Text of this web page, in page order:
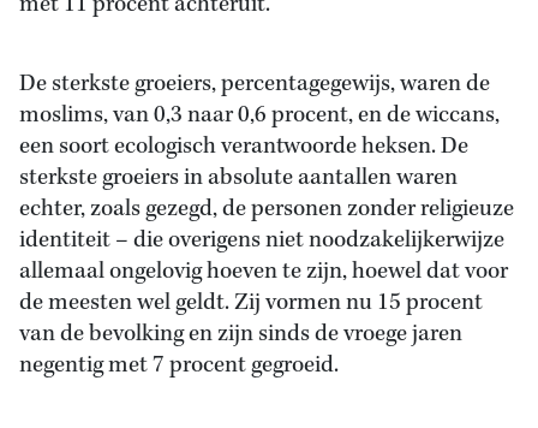
De sterkste groeiers, percentagegewijs, waren de
moslims, van 0,3 naar 0,6 procent, en de wiccans,
een soort ecologisch verantwoorde heksen. De
sterkste groeiers in absolute aantallen waren
echter, zoals gezegd, de personen zonder religieuze
identiteit – die overigens niet noodzakelijkerwijze
allemaal ongelovig hoeven te zijn, hoewel dat voor
de meesten wel geldt. Zij vormen nu 15 procent
van de bevolking en zijn sinds de vroege jaren
negentig met 7 procent gegroeid.